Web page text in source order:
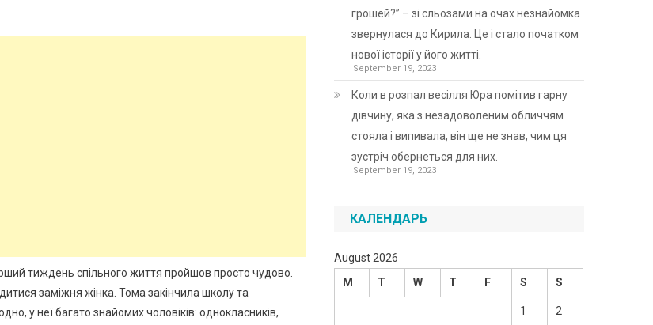
тиждень спільного життя пройшов просто чудово.
заміжня жінка. Тома закінчила школу та
у неї багато знайомих чоловіків: однокласників,
грошей?” – зі сльозами на очах незнайомка
звернулася до Кирила. Це і стало початком
нової історії у його житті.
September 19, 2023
Коли в розпал весілля Юра помітив гарну
дівчину, яка з незадоволеним обличчям
стояла і випивала, він ще не знав, чим ця
зустріч обернеться для них.
September 19, 2023
КАЛЕНДАРЬ
August 2026
M
T W T F S S
1 2